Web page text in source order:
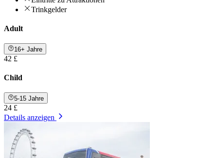
Trinkgelder
Adult
16+ Jahre
42 £
Child
5-15 Jahre
24 £
Details anzeigen